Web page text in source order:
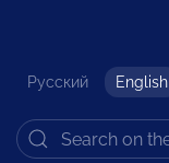
Русский English